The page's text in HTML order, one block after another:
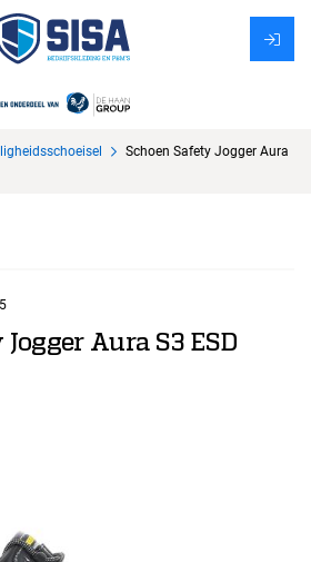
Schoen Safety Jogger Aura
Aura S3 ESD